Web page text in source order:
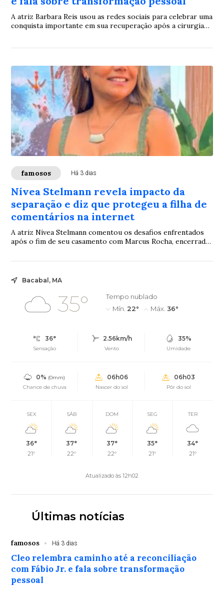
A atriz Barbara Reis usou as redes sociais para celebrar uma
conquista importante em sua recuperação após a cirurgia
famosos Há 3 dias
Nívea Stelmann revela impacto da
separação e diz que protegeu a filha de
comentários na internet
A atriz Nívea Stelmann comentou os desafios enfrentados
após o fim de seu casamento com Marcus Rocha, encerrado
ela afirmou que a repercussão do divórcio deu origem a
preservar a filha desse ambiente.
Bacabal, MA
35°
Tempo nublado
Mín. 22° Máx. 36°
36°
Sensação
2.56km/h
Vento
35%
Umidade
0% (0mm)
Chance de chuva
06h06
Nascer do sol
06h03
Pôr do sol
SEX
36°
21°
SÁB
37°
22°
DOM
37°
22°
SEG
35°
21°
TER
34°
21°
Atualizado às 12h02
Últimas notícias
famosos Há 3 dias
Cleo relembra caminho até a reconciliação
com Fábio Jr. e fala sobre transformação
pessoal